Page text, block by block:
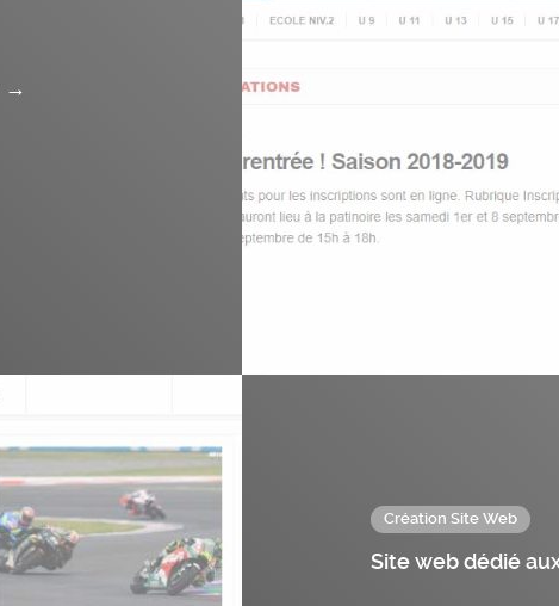
→
Création Site Web
Site web dédié